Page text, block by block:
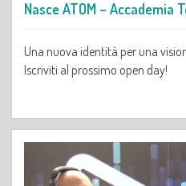
Nasce ATOM – Accademia
Una nuova identità per una
Iscriviti al prossimo open day!